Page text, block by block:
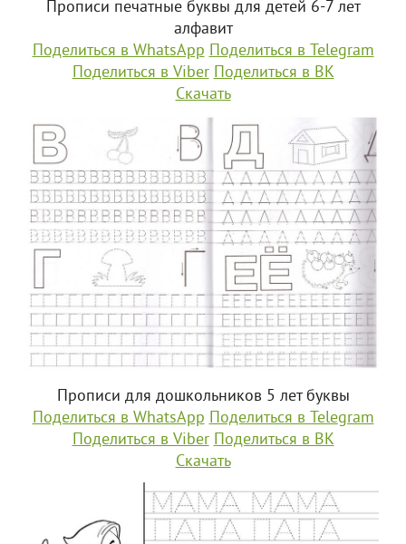
Прописи печатные буквы для детей 6-7 лет
алфавит
Поделиться в WhatsApp Поделиться в Telegram
Поделиться в Viber Поделиться в ВК
Скачать
Прописи для дошкольников 5 лет буквы
Поделиться в WhatsApp Поделиться в Telegram
Поделиться в Viber Поделиться в ВК
Скачать